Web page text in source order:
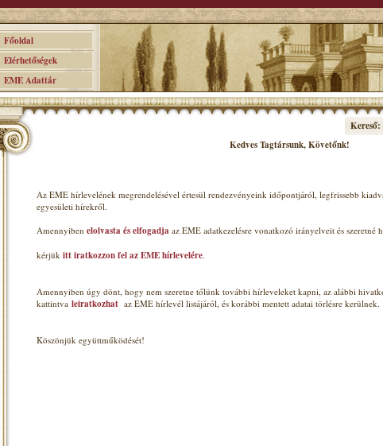
Főoldal
Elérhetőségek
EME Adattár
Kereső:
Kedves Tagtársunk, Követőnk!
Az EME hírlevelének megrendelésével értesül rendezvényeink időpontjáról, legfrissebb
egyesületi hírekről.
Amennyiben elolvasta és elfogadja az EME adatkezelésre vonatkozó irányelveit és szeretné
kérjük itt iratkozzon fel az EME hírlevelére.
Amennyiben úgy dönt, hogy nem szeretne tőlünk további hírleveleket kapni, az alábbi
kattintva leiratkozhat az EME hírlevél listájáról, és korábbi mentett adatai törlésre kerülnek.
Köszönjük együttműködését!